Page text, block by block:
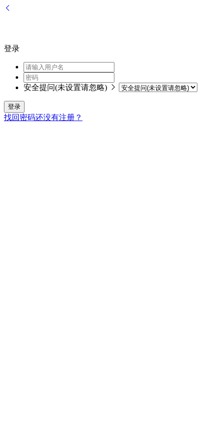
登录
安全提问(未设置请忽略)
登录
找回密码还没有注册？